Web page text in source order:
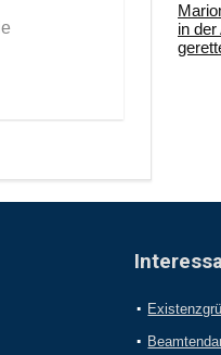
in der